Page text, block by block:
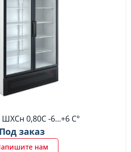
0,80С -6…+6 C°
Под заказ
нам